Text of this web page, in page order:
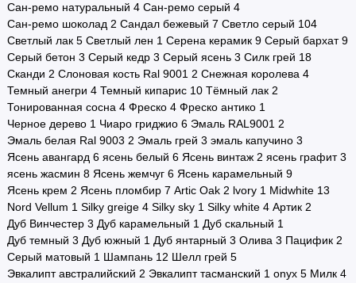
Сан-ремо натуральный 4 Сан-ремо серый 4
Сан-ремо шоколад 2 Сандал бежевый 7 Светло серый 104
Светлый лак 5 Светлый лен 1 Серена керамик 9 Серый бархат 9
Серый бетон 3 Серый кедр 3 Серый ясень 3 Силк грей 18
Сканди 2 Слоновая кость Ral 9001 2 Снежная королева 4
Темный анегри 4 Темный кипарис 10 Тёмный лак 2
Тонированная сосна 4 Фреско 4 Фреско антико 1
Черное дерево 1 Чиаро гриджио 6 Эмаль RAL9001 2
Эмаль белая Ral 9003 2 Эмаль грей 3 эмаль капучино 3
Ясень авангард 6 ясень белый 6 Ясень винтаж 2 ясень графит 3
ясень жасмин 8 Ясень жемчуг 6 Ясень карамельный 9
Ясень крем 2 Ясень пломбир 7 Artic Oak 2 lvory 1 Midwhite 13
Nord Vellum 1 Silky greige 4 Silky sky 1 Silky white 4 Артик 2
Дуб Винчестер 3 Дуб карамельный 1 Дуб скальный 1
Дуб темный 3 Дуб южный 1 Дуб янтарный 3 Олива 3 Пацифик 2
Серый матовый 1 Шампань 12 Шелл грей 5
Эвкалипт австралийский 2 Эвкалипт тасманский 1 onyx 5 Милк 4